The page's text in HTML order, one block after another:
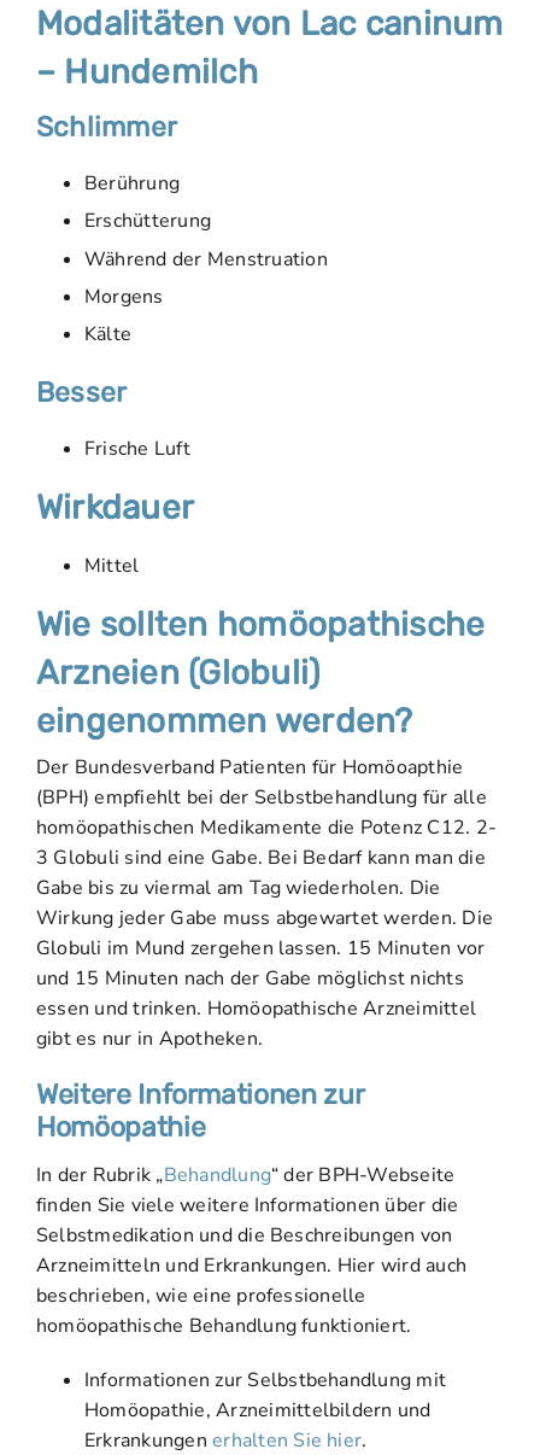
Modalitäten von Lac caninum
– Hundemilch
Schlimmer
Berührung
Erschütterung
Während der Menstruation
Morgens
Kälte
Besser
Frische Luft
Wirkdauer
Mittel
Wie sollten homöopathische
Arzneien (Globuli)
eingenommen werden?
Der Bundesverband Patienten für Homöoapthie
(BPH) empfiehlt bei der Selbstbehandlung für alle
homöopathischen Medikamente die Potenz C12. 2-
3 Globuli sind eine Gabe. Bei Bedarf kann man die
Gabe bis zu viermal am Tag wiederholen. Die
Wirkung jeder Gabe muss abgewartet werden. Die
Globuli im Mund zergehen lassen. 15 Minuten vor
und 15 Minuten nach der Gabe möglichst nichts
essen und trinken. Homöopathische Arzneimittel
gibt es nur in Apotheken.
Weitere Informationen zur
Homöopathie
In der Rubrik „Behandlung“ der BPH-Webseite
finden Sie viele weitere Informationen über die
Selbstmedikation und die Beschreibungen von
Arzneimitteln und Erkrankungen. Hier wird auch
beschrieben, wie eine professionelle
homöopathische Behandlung funktioniert.
Informationen zur Selbstbehandlung mit
Homöopathie, Arzneimittelbildern und
Erkrankungenerhalten Sie hier.